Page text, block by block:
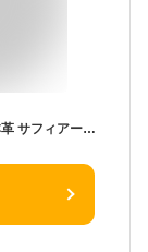
[スタイルイコール] 名刺入れ メンズ レディース 本革 サフィアーノ レザー 取り出しやすい 名刺ケース カードケース カード入れ 大容量 50枚収納 ブラック